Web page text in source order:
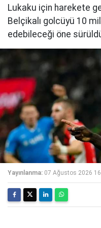
Lukaku için harekete
Belçikalı golcüyü 10
edebileceği öne
Yayınlanma: 07 Ağustos 2026